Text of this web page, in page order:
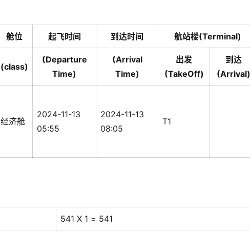
舱位 起飞时间 到达时间 航站楼(Terminal)
(class)
(Departure
Time)
(Arrival
Time)
出发
(TakeOff)
到达
(Arrival)
经济舱
2024-11-13
05:55
2024-11-13
08:05
T1
541 X 1 = 541